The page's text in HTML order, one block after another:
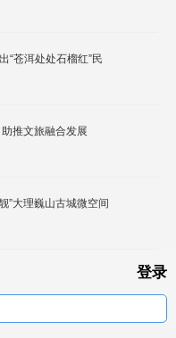
“苍洱处处石榴红”民
推文旅融合发展
”大理巍山古城微空间
登录